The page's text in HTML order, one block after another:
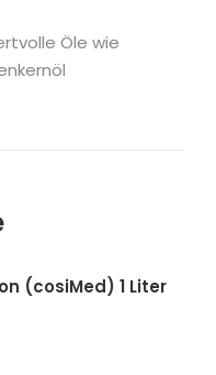
Öle wie
(cosiMed) 1 Liter